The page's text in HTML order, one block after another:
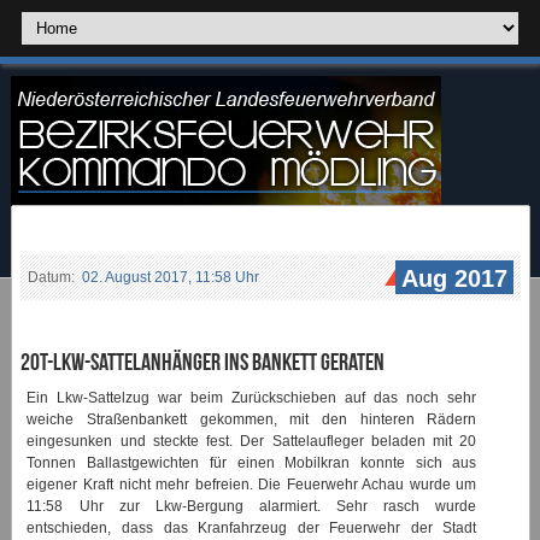
Datum: 02. August 2017, 11:58 Uhr Aug 2017
20t-Lkw-Sattelanhänger ins Bankett geraten
Ein Lkw-Sattelzug war beim Zurückschieben auf das noch sehr
weiche Straßenbankett gekommen, mit den hinteren Rädern
eingesunken und steckte fest. Der Sattelaufleger beladen mit 20
Tonnen Ballastgewichten für einen Mobilkran konnte sich aus
eigener Kraft nicht mehr befreien. Die Feuerwehr Achau wurde um
11:58 Uhr zur Lkw-Bergung alarmiert. Sehr rasch wurde
entschieden, dass das Kranfahrzeug der Feuerwehr der Stadt